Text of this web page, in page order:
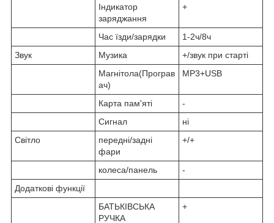
Індикатор
заряджання
+
Час їзди/зарядки
1-2ч/8ч
Звук
Музика
+/звук при старті
Магнітола(Програв
ач)
MP3+USB
Карта пам'яті
-
Сигнал
ні
Світло
передні/задні
фари
+/+
колеса/панель
-
Додаткові функції
БАТЬКІВСЬКА
РУЧКА
+